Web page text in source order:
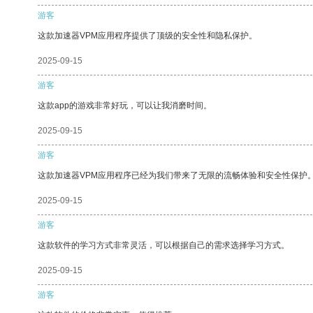
游客
这款加速器VPM应用程序提供了顶级的安全性和隐私保护。
2025-09-15
游客
这款app的游戏非常好玩，可以让我消磨时间。
2025-09-15
游客
这款加速器VPM应用程序已经为我们带来了无限的流畅体验和安全性保护
2025-09-15
游客
这款软件的学习方式非常灵活，可以根据自己的需求选择学习方式。
2025-09-15
游客